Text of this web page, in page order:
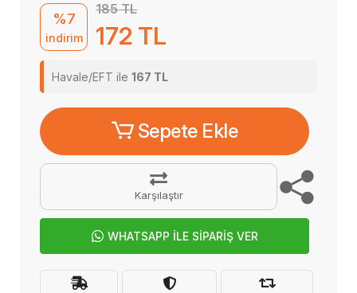
%7
indirim
185 TL
172 TL
Havale/EFT ile 167 TL
Sepete Ekle
Karşılaştır
WHATSAPP İLE SİPARİŞ VER